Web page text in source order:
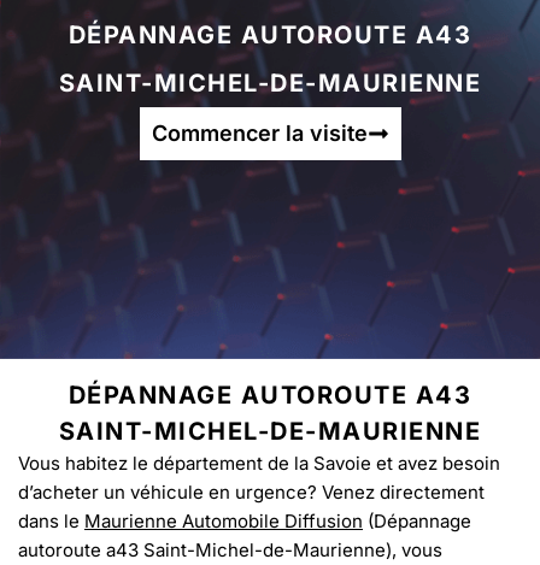
DÉPANNAGE AUTOROUTE A43
SAINT-MICHEL-DE-MAURIENNE
Commencer la visite
DÉPANNAGE AUTOROUTE A43
SAINT-MICHEL-DE-MAURIENNE
Vous habitez le département de la Savoie et avez besoin
d’acheter un véhicule en urgence? Venez directement
dans le Maurienne Automobile Diffusion (Dépannage
autoroute a43 Saint-Michel-de-Maurienne), vous